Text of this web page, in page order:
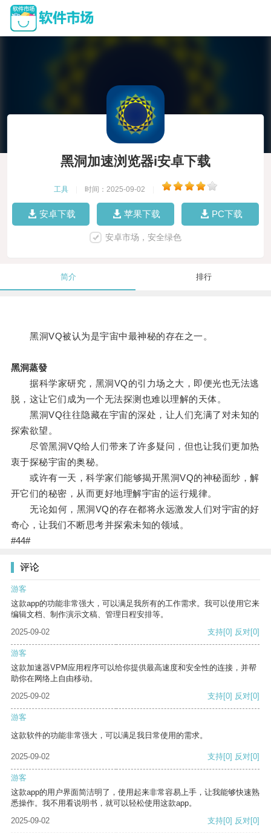
黑洞加速浏览器i安卓下载
工具 时间：2025-09-02
安卓下载 苹果下载 PC下载
安卓市场，安全绿色
简介 排行
黑洞VQ被认为是宇宙中最神秘的存在之一。
黑洞蒸發
据科学家研究，黑洞VQ的引力场之大，即便光也无法逃
脱，这让它们成为一个无法探测也难以理解的天体。
黑洞VQ往往隐藏在宇宙的深处，让人们充满了对未知的
探索欲望。
尽管黑洞VQ给人们带来了许多疑问，但也让我们更加热
衷于探秘宇宙的奥秘。
或许有一天，科学家们能够揭开黑洞VQ的神秘面纱，解
开它们的秘密，从而更好地理解宇宙的运行规律。
无论如何，黑洞VQ的存在都将永远激发人们对宇宙的好
奇心，让我们不断思考并探索未知的领域。
#44#
评论
游客
这款app的功能非常强大，可以满足我所有的工作需求。我可以使用它来
编辑文档、制作演示文稿、管理日程安排等。
2025-09-02
支持[0] 反对[0]
游客
这款加速器VPM应用程序可以给你提供最高速度和安全性的连接，并帮
助你在网络上自由移动。
2025-09-02
支持[0] 反对[0]
游客
这款软件的功能非常强大，可以满足我日常使用的需求。
2025-09-02 支持[0] 反对[0]
游客
这款app的用户界面简洁明了，使用起来非常容易上手，让我能够快速熟
悉操作。我不用看说明书，就可以轻松使用这款app。
2025-09-02
支持[0] 反对[0]